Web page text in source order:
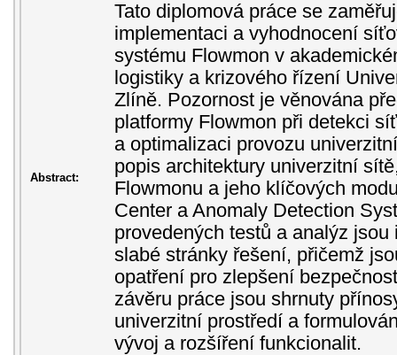
Abstract:
Tato diplomová práce se
implementaci a vyhodnocení
systému Flowmon v
logistiky a krizového řízení
Zlíně. Pozornost je věnována
platformy Flowmon při detekci
a optimalizaci provozu
popis architektury univerzitní
Flowmonu a jeho klíčových
Center a Anomaly Detection
provedených testů a analýz
slabé stránky řešení, přičemž
opatření pro zlepšení
závěru práce jsou shrnuty
univerzitní prostředí a
vývoj a rozšíření funkcionalit.